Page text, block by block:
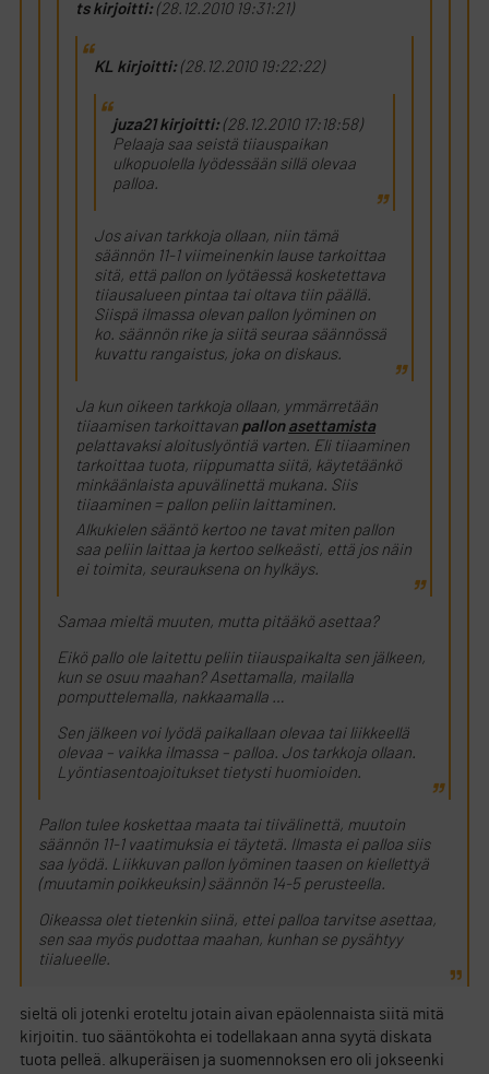
ts kirjoitti:(28.12.2010 19:31:21)
KL kirjoitti:(28.12.2010 19:22:22)
juza21 kirjoitti:(28.12.2010 17:18:58)
Pelaaja saa seistä tiiauspaikan
ulkopuolella lyödessään sillä olevaa
palloa.
Jos aivan tarkkoja ollaan, niin tämä
säännön 11-1 viimeinenkin lause tarkoittaa
sitä, että pallon on lyötäessä kosketettava
tiiausalueen pintaa tai oltava tiin päällä.
Siispä ilmassa olevan pallon lyöminen on
ko. säännön rike ja siitä seuraa säännössä
kuvattu rangaistus, joka on diskaus.
Ja kun oikeen tarkkoja ollaan, ymmärretään
tiiaamisen tarkoittavan pallon asettamista
pelattavaksi aloituslyöntiä varten. Eli tiiaaminen
tarkoittaa tuota, riippumatta siitä, käytetäänkö
minkäänlaista apuvälinettä mukana. Siis
tiiaaminen = pallon peliin laittaminen.
Alkukielen sääntö kertoo ne tavat miten pallon
saa peliin laittaa ja kertoo selkeästi, että jos näin
ei toimita, seurauksena on hylkäys.
Samaa mieltä muuten, mutta pitääkö asettaa?
Eikö pallo ole laitettu peliin tiiauspaikalta sen jälkeen,
kun se osuu maahan? Asettamalla, mailalla
pomputtelemalla, nakkaamalla …
Sen jälkeen voi lyödä paikallaan olevaa tai liikkeellä
olevaa – vaikka ilmassa – palloa. Jos tarkkoja ollaan.
Lyöntiasentoajoitukset tietysti huomioiden.
Pallon tulee koskettaa maata tai tiivälinettä, muutoin
säännön 11-1 vaatimuksia ei täytetä. Ilmasta ei palloa siis
saa lyödä. Liikkuvan pallon lyöminen taasen on kiellettyä
(muutamin poikkeuksin) säännön 14-5 perusteella.
Oikeassa olet tietenkin siinä, ettei palloa tarvitse asettaa,
sen saa myös pudottaa maahan, kunhan se pysähtyy
tiialueelle.
sieltä oli jotenki eroteltu jotain aivan epäolennaista siitä mitä
kirjoitin. tuo sääntökohta ei todellakaan anna syytä diskata
tuota pelleä. alkuperäisen ja suomennoksen ero oli jokseenki